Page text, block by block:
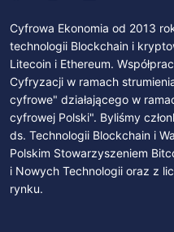
Cyfrowa Ekonomia od 2013
technologii Blockchain i
Litecoin i Ethereum.
Cyfryzacji w ramach
cyfrowe" działającego w
cyfrowej Polski". Byliśmy
ds. Technologii Blockchain i
Polskim Stowarzyszeniem
i Nowych Technologii oraz z
rynku.